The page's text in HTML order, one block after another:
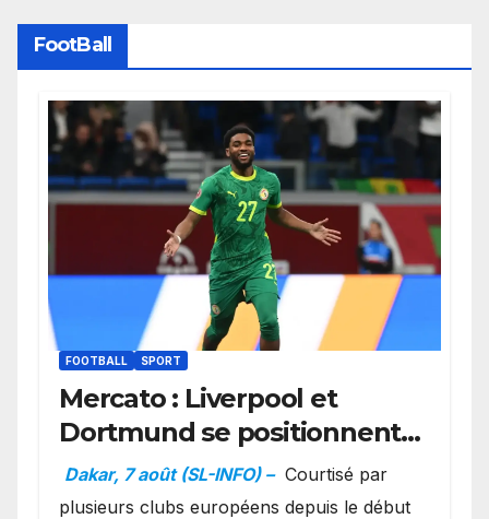
FootBall
FOOTBALL SPORT
Mercato : Liverpool et
Dortmund se positionnent
en favoris pour recruter
Ibrahim Mbaye
Dakar, 7 août (SL-INFO) – Courtisé par
plusieurs clubs européens depuis le début